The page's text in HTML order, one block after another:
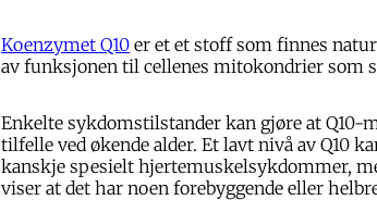
Koenzymet Q10 er et et stoff som finnes
av funksjonen til cellenes mitokondrier som
Enkelte sykdomstilstander kan gjøre at Q10-
tilfelle ved økende alder. Et lavt nivå av Q10
kanskje spesielt hjertemuskelsykdommer,
viser at det har noen forebyggende eller